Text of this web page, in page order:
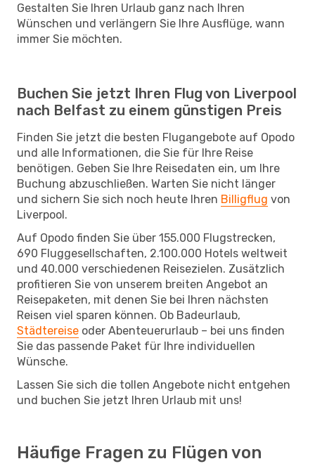
Gestalten Sie Ihren Urlaub ganz nach Ihren
Wünschen und verlängern Sie Ihre Ausflüge, wann
immer Sie möchten.
Buchen Sie jetzt Ihren Flug von Liverpool
nach Belfast zu einem günstigen Preis
Finden Sie jetzt die besten Flugangebote auf Opodo
und alle Informationen, die Sie für Ihre Reise
benötigen. Geben Sie Ihre Reisedaten ein, um Ihre
Buchung abzuschließen. Warten Sie nicht länger
und sichern Sie sich noch heute Ihren Billigflug von
Liverpool.
Auf Opodo finden Sie über 155.000 Flugstrecken,
690 Fluggesellschaften, 2.100.000 Hotels weltweit
und 40.000 verschiedenen Reisezielen. Zusätzlich
profitieren Sie von unserem breiten Angebot an
Reisepaketen, mit denen Sie bei Ihren nächsten
Reisen viel sparen können. Ob Badeurlaub,
Städtereise oder Abenteuerurlaub – bei uns finden
Sie das passende Paket für Ihre individuellen
Wünsche.
Lassen Sie sich die tollen Angebote nicht entgehen
und buchen Sie jetzt Ihren Urlaub mit uns!
Häufige Fragen zu Flügen von